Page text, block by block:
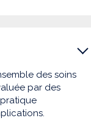
des soins
par des